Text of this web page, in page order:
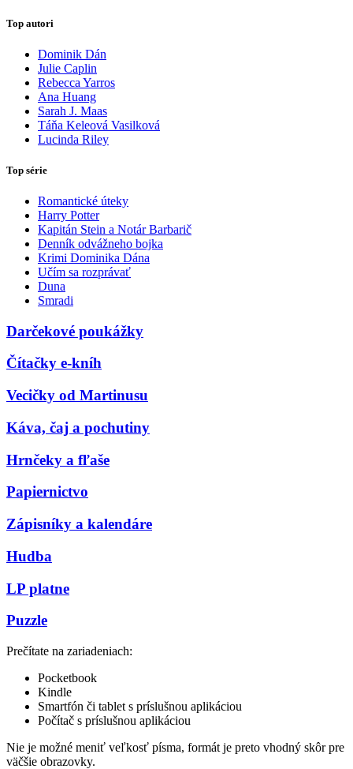
Top autori
Dominik Dán
Julie Caplin
Rebecca Yarros
Ana Huang
Sarah J. Maas
Táňa Keleová Vasilková
Lucinda Riley
Top série
Romantické úteky
Harry Potter
Kapitán Stein a Notár Barbarič
Denník odvážneho bojka
Krimi Dominika Dána
Učím sa rozprávať
Duna
Smradi
Darčekové poukážky
Čítačky e-kníh
Vecičky od Martinusu
Káva, čaj a pochutiny
Hrnčeky a fľaše
Papiernictvo
Zápisníky a kalendáre
Hudba
LP platne
Puzzle
Prečítate na zariadeniach:
Pocketbook
Kindle
Smartfón či tablet s príslušnou aplikáciou
Počítač s príslušnou aplikáciou
Nie je možné meniť veľkosť písma, formát je preto vhodný skôr pre
väčšie obrazovky.